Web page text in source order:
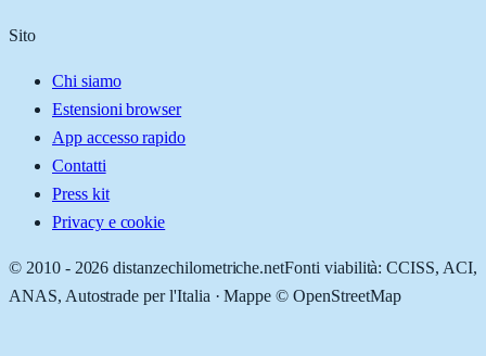
Sito
Chi siamo
Estensioni browser
App accesso rapido
Contatti
Press kit
Privacy e cookie
© 2010 - 2026 distanzechilometriche.netFonti viabilità: CCISS, ACI,
ANAS, Autostrade per l'Italia · Mappe © OpenStreetMap